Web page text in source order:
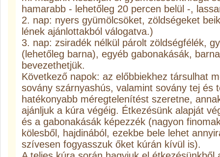
hamarabb - lehetőleg 20 percen belül -,
2. nap: nyers gyümölcsöket, zöldségeket
lének ajánlottakból válogatva.)
3. nap: zsiradék nélkül párolt zöldségfélék,
(lehetőleg barna), egyéb gabonakásák,
bevezethetjük.
Következő napok: az előbbiekhez társulhat
sovány szárnyashús, valamint sovány tej és
hatékonyabb méregtelenítést szeretne,
ajánljuk a kúra végéig. Étkezésünk alapját
és a gabonakásák képezzék (nagyon
kölesből, hajdinából, ezekbe bele lehet
szívesen fogyasszuk őket kúrán kívül is).